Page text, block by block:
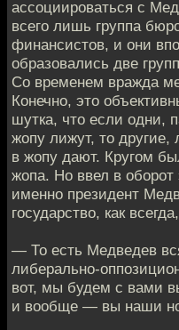
ассоциироваться с
всего лишь группа
финансистов, и они
образовались две
Со временем вражда
Конечно, это
шутка, что если одни,
жопу лижут, то другие,
в жопу дают. Кругом
жопа. Но ввел в оборот
именно президент
государство, как
— То есть Медведев
либерально-
вот, мы будем с вами
и вообще — вы наши